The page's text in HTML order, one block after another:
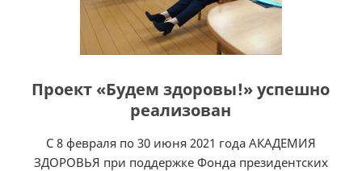
Проект «Будем здоровы!» успешно
реализован
C 8 февраля по 30 июня 2021 года АКАДЕМИЯ
ЗДОРОВЬЯ при поддержке Фонда президентских